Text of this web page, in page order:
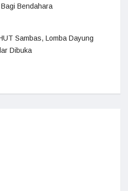
Bendahara
Sambas, Lomba Dayung
Dibuka